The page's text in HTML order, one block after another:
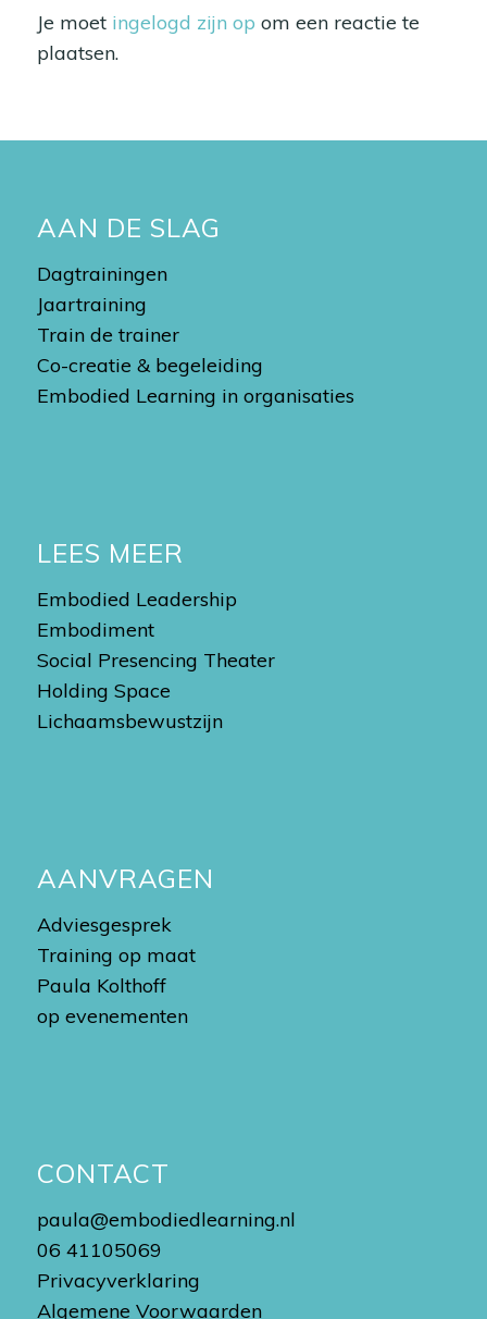
Je moet ingelogd zijn op om een reactie te
plaatsen.
AAN DE SLAG
Dagtrainingen
Jaartraining
Train de trainer
Co-creatie & begeleiding
Embodied Learning in organisaties
LEES MEER
Embodied Leadership
Embodiment
Social Presencing Theater
Holding Space
Lichaamsbewustzijn
AANVRAGEN
Adviesgesprek
Training op maat
Paula Kolthoff
op evenementen
CONTACT
paula@embodiedlearning.nl
06 41105069
Privacyverklaring
Algemene Voorwaarden